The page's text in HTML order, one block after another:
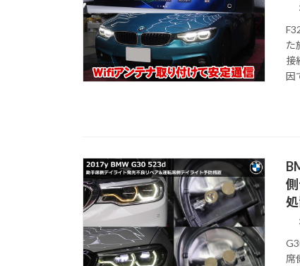
た
接
因
席